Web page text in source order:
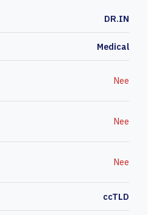
DR.IN
Medical
Nee
Nee
Nee
ccTLD